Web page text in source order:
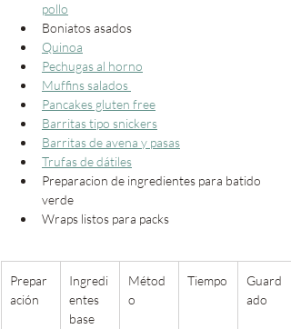
pollo
Boniatos asados
Quinoa
Pechugas al horno
Muffins salados
Pancakes gluten free
Barritas tipo snickers
Barritas de avena y pasas
Trufas de dátiles
Preparacion de ingredientes para batido
verde
Wraps listos para packs
Prepar
ación
Ingredi
entes
base
Métod
o
Tiempo
Guard
ado